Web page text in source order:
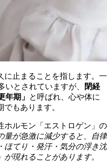
に止まることを指します。一
とされていますが、
閉経
年期」 と呼ばれ、心や体に
もあります。
ホルモン「エストロゲン」の
量が急激に減少すると、自律
ほてり・発汗・気分の浮き沈
現れることがあります。